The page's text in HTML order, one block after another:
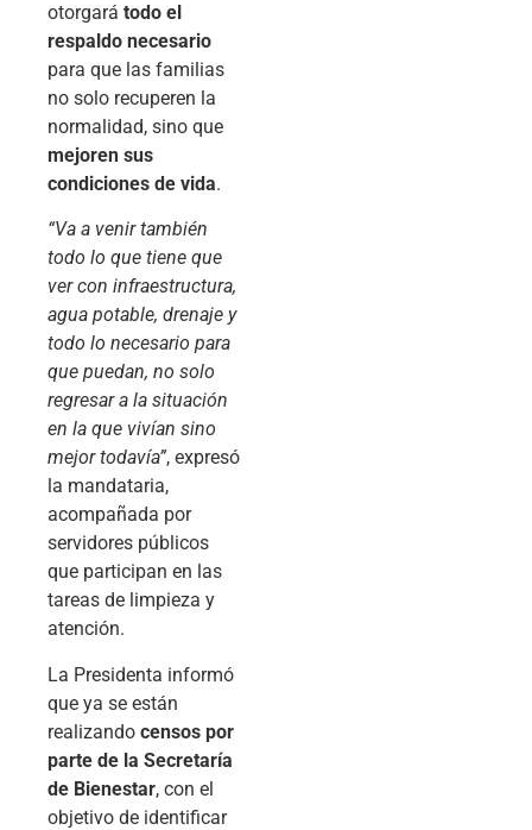
otorgará todo el
respaldo necesario
para que las familias
no solo recuperen la
normalidad, sino que
mejoren sus
condiciones de vida.
“Va a venir también
todo lo que tiene que
ver con infraestructura,
agua potable, drenaje y
todo lo necesario para
que puedan, no solo
regresar a la situación
en la que vivían sino
mejor todavía”, expresó
la mandataria,
acompañada por
servidores públicos
que participan en las
tareas de limpieza y
atención.
La Presidenta informó
que ya se están
realizando censos por
parte de la Secretaría
de Bienestar, con el
objetivo de identificar